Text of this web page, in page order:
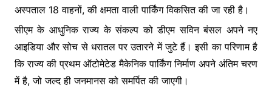
अस्पताल 18 वाहनों, की क्षमता वाली पार्किंग विकसित की जा रही है।
सीएम के आधुनिक राज्य के संकल्प को डीएम सविन बंसल अपने नए
आइडिया और सोच से धरातल पर उतारने में जुटे हैं। इसी का परिणाम है
कि राज्य की प्रथम ऑटोमेटेड मैकेनिक पार्किंग निर्माण अपने अंतिम चरण
में है, जो जल्द ही जनमानस को समर्पित की जाएगी।